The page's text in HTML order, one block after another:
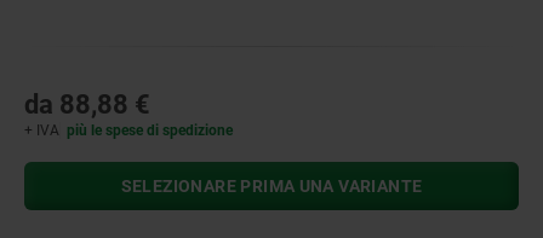
da 88,88 €
+ IVA più le spese di spedizione
SELEZIONARE PRIMA UNA VARIANTE